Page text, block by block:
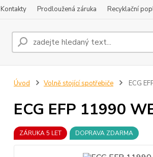
Kontakty Prodloužená záruka Recyklační
Úvod Volně stojící spotřebiče ECG
ECG EFP 11990
ZÁRUKA 5 LET DOPRAVA ZDARMA